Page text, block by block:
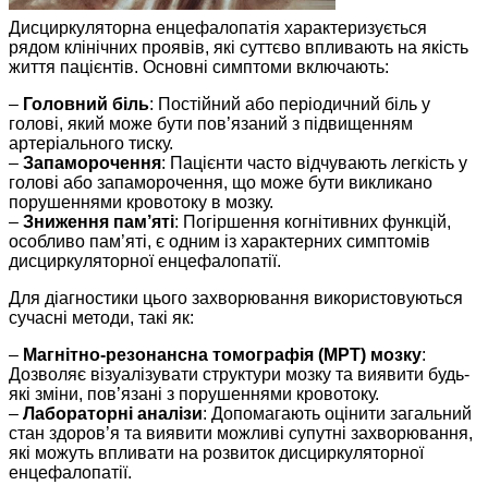
Дисциркуляторна енцефалопатія характеризується
рядом клінічних проявів, які суттєво впливають на якість
життя пацієнтів. Основні симптоми включають:
– Головний біль: Постійний або періодичний біль у
голові, який може бути пов’язаний з підвищенням
артеріального тиску.
– Запаморочення: Пацієнти часто відчувають легкість у
голові або запаморочення, що може бути викликано
порушеннями кровотоку в мозку.
– Зниження пам’яті: Погіршення когнітивних функцій,
особливо пам’яті, є одним із характерних симптомів
дисциркуляторної енцефалопатії.
Для діагностики цього захворювання використовуються
сучасні методи, такі як:
– Магнітно-резонансна томографія (МРТ) мозку:
Дозволяє візуалізувати структури мозку та виявити будь-
які зміни, пов’язані з порушеннями кровотоку.
– Лабораторні аналізи: Допомагають оцінити загальний
стан здоров’я та виявити можливі супутні захворювання,
які можуть впливати на розвиток дисциркуляторної
енцефалопатії.